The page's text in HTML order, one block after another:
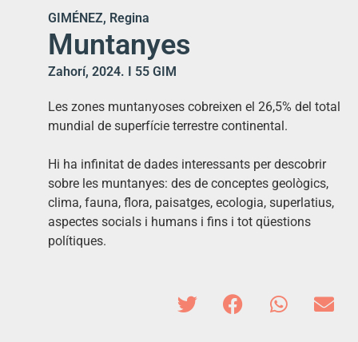
GIMÉNEZ, Regina
Muntanyes
Zahorí, 2024. I 55 GIM
Les zones muntanyoses cobreixen el 26,5% del total
mundial de superfície terrestre continental.
Hi ha infinitat de dades interessants per descobrir
sobre les muntanyes: des de conceptes geològics,
clima, fauna, flora, paisatges, ecologia, superlatius,
aspectes socials i humans i fins i tot qüestions
polítiques.